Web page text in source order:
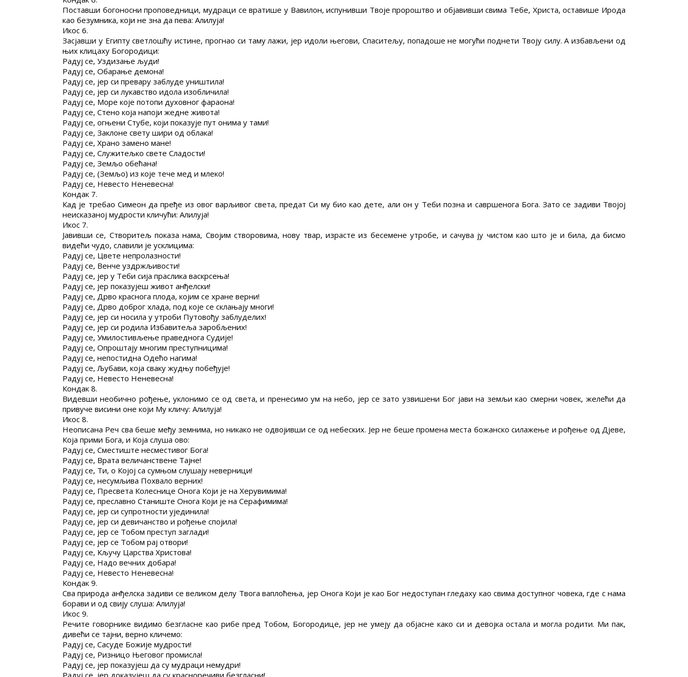
Поставши богоносни проповедници, мудраци се вратише у Вавилон, испунивши Твоје пророштво и објавивши свима Тебе, Христа, оставише Ирода
као безумника, који не зна да пева: Алилуја!
Икос 6.
Засјавши у Египту светлошћу истине, прогнао си таму лажи, јер идоли његови, Спаситељу, попадоше не могући поднети Твоју силу. А избављени од
њих клицаху Богородици:
Радуј се, Уздизање људи!
Радуј се, Обарање демона!
Радуј се, јер си превару заблуде уништила!
Радуј се, јер си лукавство идола изобличила!
Радуј се, Море које потопи духовног фараона!
Радуј се, Стено која напоји жедне живота!
Радуј се, огњени Стубе, који показује пут онима у тами!
Радуј се, Заклоне свету шири од облака!
Радуј се, Храно замено мане!
Радуј се, Служитељко свете Сладости!
Радуј се, Земљо обећана!
Радуј се, (Земљо) из које тече мед и млеко!
Радуј се, Невесто Неневесна!
Кондак 7.
Кад је требао Симеон да пређе из овог варљивог света, предат Си му био као дете, али он у Теби позна и савршенога Бога. Зато се задиви Твојој
неисказаној мудрости кличући: Алилуја!
Икос 7.
Јавивши се, Створитељ показа нама, Својим створовима, нову твар, израсте из бесемене утробе, и сачува ју чистом као што је и била, да бисмо
видећи чудо, славили је усклицима:
Радуј се, Цвете непролазности!
Радуј се, Венче уздржљивости!
Радуј се, јер у Теби сија праслика васкрсења!
Радуј се, јер показујеш живот анђелски!
Радуј се, Дрво краснога плода, којим се хране верни!
Радуј се, Дрво доброг хлада, под које се склањају многи!
Радуј се, јер си носила у утроби Путовођу заблуделих!
Радуј се, јер си родила Избавитеља заробљених!
Радуј се, Умилостивљење праведнога Судије!
Радуј се, Опроштају многим преступницима!
Радуј се, непостидна Одећо нагима!
Радуј се, Љубави, која сваку жудњу побеђује!
Радуј се, Невесто Неневесна!
Кондак 8.
Видевши необично рођење, уклонимо се од света, и пренесимо ум на небо, јер се зато узвишени Бог јави на земљи као смерни човек, желећи да
привуче висини оне који Му кличу: Алилуја!
Икос 8.
Неописана Реч сва беше међу земнима, но никако не одвојивши се од небеских. Јер не беше промена места божанско силажење и рођење од Дјеве,
Која прими Бога, и Која слуша ово:
Радуј се, Сместиште несместивог Бога!
Радуј се, Врата величанствене Тајне!
Радуј се, Ти, о Којој са сумњом слушају неверници!
Радуј се, несумљива Похвало верних!
Радуј се, Пресвета Колеснице Онога Који је на Херувимима!
Радуј се, преславно Станиште Онога Који је на Серафимима!
Радуј се, јер си супротности ујединила!
Радуј се, јер си девичанство и рођење спојила!
Радуј се, јер се Тобом преступ заглади!
Радуј се, јер се Тобом рај отвори!
Радуј се, Кључу Царства Христова!
Радуј се, Надо вечних добара!
Радуј се, Невесто Неневесна!
Кондак 9.
Сва природа анђелска задиви се великом делу Твога ваплоћења, јер Онога Који је као Бог недоступан гледаху као свима доступног човека, где с нама
борави и од свију слуша: Алилуја!
Икос 9.
Речите говорнике видимо безгласне као рибе пред Тобом, Богородице, јер не умеју да објасне како си и девојка остала и могла родити. Ми пак,
дивећи се тајни, верно кличемо:
Радуј се, Сасуде Божије мудрости!
Радуј се, Ризницо Његовог промисла!
Радуј се, јер показујеш да су мудраци немудри!
Радуј се, јер доказујеш да су красноречиви безгласни!